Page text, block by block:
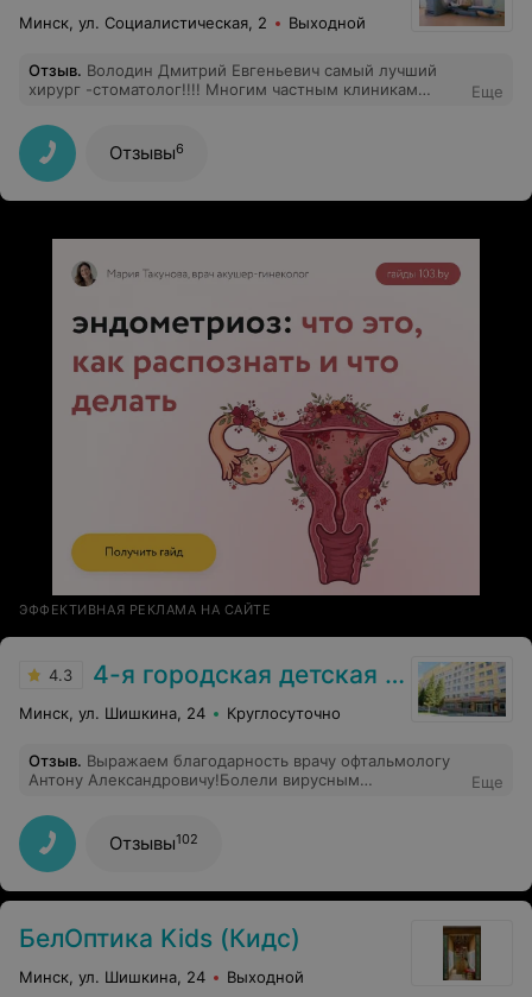
Минск, ул. Социалистическая, 2 Выходной
Отзыв. Володин Дмитрий Евгеньевич самый лучший
хирург -стоматолог!!!! Многим частным клиникам
Еще
Отзывы6
ЭФФЕКТИВНАЯ РЕКЛАМА НА САЙТЕ
4.3 4-я городская детская клиническая больница
Минск, ул. Шишкина, 24 Круглосуточно
Отзыв. Выражаем благодарность врачу офтальмологу
Антону Александровичу!Болели вирусным
быстро и без последствий!Прием проводит
грамотно,интеллигентно,доброжелательно и
внимательно! Доверяем! Рекомендуем!
Еще
Отзывы102
БелОптика Kids (Кидс)
Минск, ул. Шишкина, 24 Выходной